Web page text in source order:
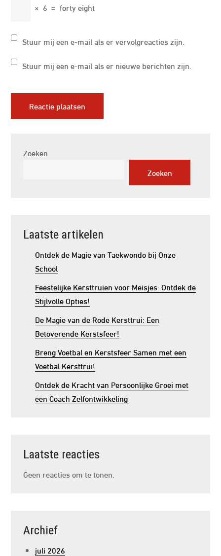
× 6 = forty eight
Stuur mij een e-mail als er vervolgreacties zijn.
Stuur mij een e-mail als er nieuwe berichten zijn.
Zoeken
Zoeken
Laatste artikelen
Ontdek de Magie van Taekwondo bij Onze
School
Feestelijke Kersttruien voor Meisjes: Ontdek de
Stijlvolle Opties!
De Magie van de Rode Kersttrui: Een
Betoverende Kerstsfeer!
Breng Voetbal en Kerstsfeer Samen met een
Voetbal Kersttrui!
Ontdek de Kracht van Persoonlijke Groei met
een Coach Zelfontwikkeling
Laatste reacties
Geen reacties om te tonen.
Archief
juli 2026